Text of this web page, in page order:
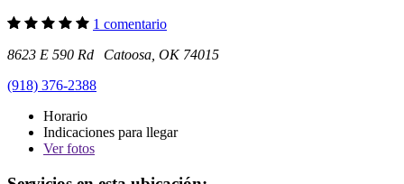
1 comentario
8623 E 590 Rd Catoosa, OK 74015
(918) 376-2388
Horario
Indicaciones para llegar
Verfotos